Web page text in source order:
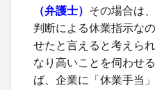
（弁護士） その場合は
判断による休業指示な
せたと言えると考えら
なり高いことを伺わせ
ば、企業に「休業手当